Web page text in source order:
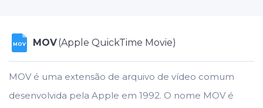
MOV MOV(Apple QuickTime Movie)
MOV é uma extensão de arquivo de vídeo comum
desenvolvida pela Apple em 1992. O nome MOV é